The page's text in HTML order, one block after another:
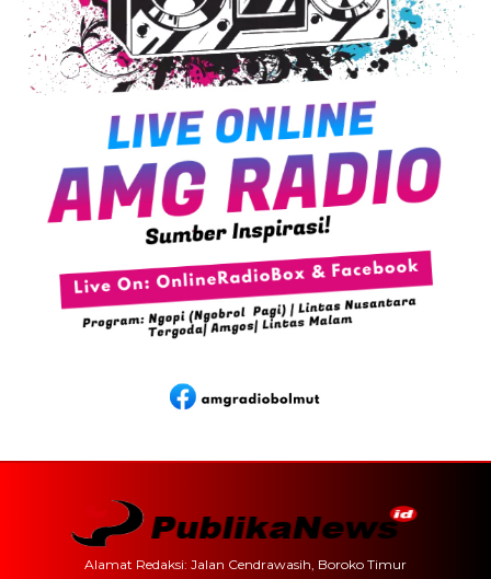
Alamat Redaksi: Jalan Cendrawasih, Boroko Timur